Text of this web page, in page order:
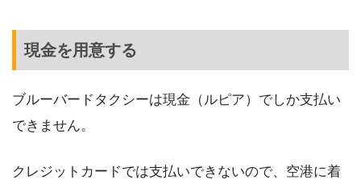
現金を用意する
ブルーバードタクシーは現金（ルピア）でしか支払い
できません。
クレジットカードでは支払いできないので、空港に着